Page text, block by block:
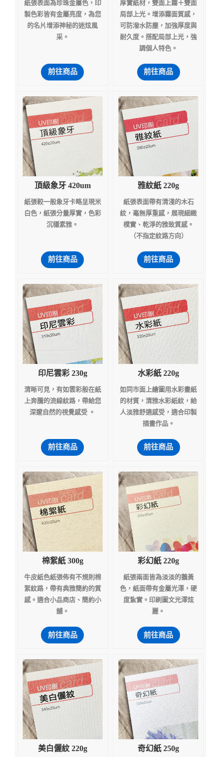
紙張表面為珍珠金屬色，印
製色彩皆有金屬亮度，為您
的名片增添神秘的迷炫風
采。
前往商品
厚實紙材，雙面上霧＋雙面
局部上光。增添霧面質感，
可防潑水防塵，加強厚度與
耐久度。搭配局部上光，強
調個人特色。
前往商品
頂級象牙 420um
紙張較一般象牙卡略呈現米
白色，紙張分量厚實，色彩
沉穩素雅。
前往商品
雅紋紙 220g
紙張表面帶有清淺的木石
紋，毫無厚重感，展現細緻
樸實、乾淨的雅致質感。
（不指定紋路方向）
前往商品
印尼雲彩 230g
清晰可見，有如雲彩般在紙
上奔騰的流線紋路，帶給您
深邃自然的視覺感受 。
前往商品
水彩紙 220g
如同市面上繪圖用水彩畫紙
的材質，清雅水彩紙紋，給
人淡雅舒適感受，適合印製
插畫作品。
前往商品
棉絮紙 300g
牛皮紙色紙張佈有不規則棉
絮紋路，帶有典雅簡約的質
感。適合小品商店、簡約小
舖。
前往商品
彩幻紙 220g
紙張兩面皆為淡淡的鵝黃
色，紙面帶有金屬光澤，硬
度紮實。印刷圖文光澤炫
麗。
前往商品
美白儷紋 220g 奇幻紙 250g